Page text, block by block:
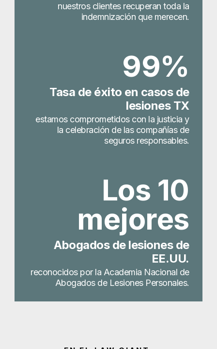
nuestros clientes recuperan toda la
indemnización que merecen.
99%
Tasa de éxito en casos de
lesiones TX
estamos comprometidos con la justicia y
la celebración de las compañías de
seguros responsables.
Los 10
mejores
Abogados de lesiones de
EE.UU.
reconocidos por la Academia Nacional de
Abogados de Lesiones Personales.